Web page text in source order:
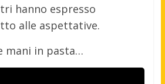
hanno espresso
alle aspettative.
mani in pasta…